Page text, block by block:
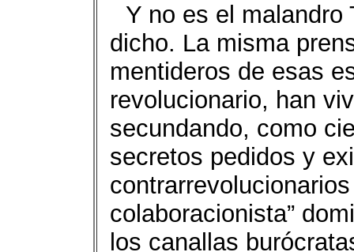
Y no es el malandro
dicho. La misma
mentideros de esas
revolucionario, han
secundando, como
secretos pedidos y
colaboracionista”
los canallas